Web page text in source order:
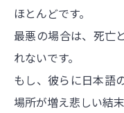
ほとんどです。
最悪の場合は、死亡
れないです。
もし、彼らに日本語
場所が増え悲しい結